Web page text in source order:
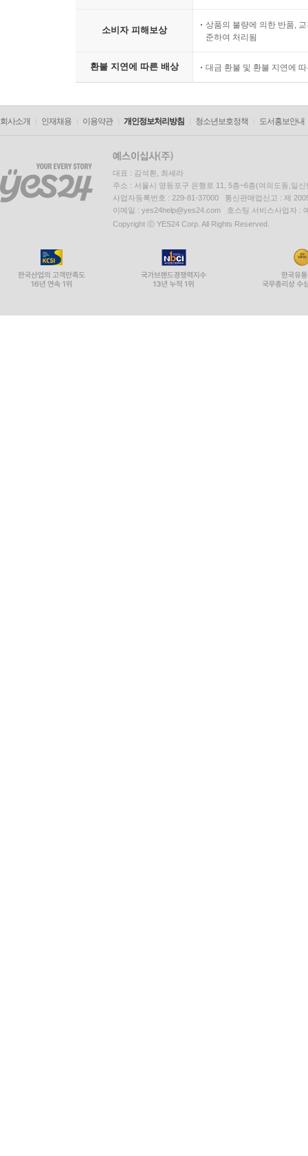
소비자 피해보상
상품의 불량에 의한 반품,
준하여 처리됨
환불 지연에 따른 배상 대금 환불 및 환불 지연에
회사소개 인재채용 이용약관 개인정보처리방침 청소년보호정책 도서홍보안내
대표 : 김석환, 최세라
주소 : 서울시 영등포구 은행로 11, 5층~6층(여의도동,일신
사업자등록번호 : 229-81-37000 통신판매업신고 : 제
이메일 : yes24help@yes24.com 호스팅 서비스사업자 :
Copyright ⓒ YES24 Corp. All Rights Reserved.